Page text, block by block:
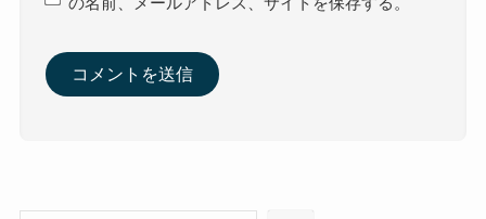
の名前、メールアドレス、サイトを保存する。